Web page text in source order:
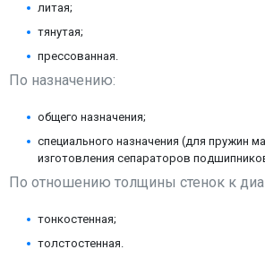
литая;
тянутая;
прессованная.
По назначению:
общего назначения;
специального назначения (для пружин
изготовления сепараторов
По отношению толщины стенок к
тонкостенная;
толстостенная.